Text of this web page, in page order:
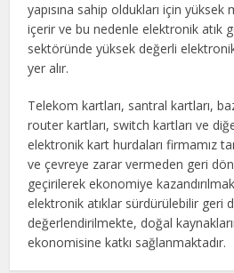
yapısına sahip oldukları için yüksek
içerir ve bu nedenle elektronik atık
sektöründe yüksek değerli
yer alır.
Telekom kartları, santral kartları,
router kartları, switch kartları ve
elektronik kart hurdaları firmamız
ve çevreye zarar vermeden geri
geçirilerek ekonomiye
elektronik atıklar sürdürülebilir geri
değerlendirilmekte, doğal
ekonomisine katkı sağlanmaktadır.